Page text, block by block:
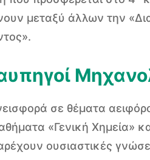
μεταξύ άλλων την
σε θέματα
«Γενική Χημεία»
ουσιαστικές